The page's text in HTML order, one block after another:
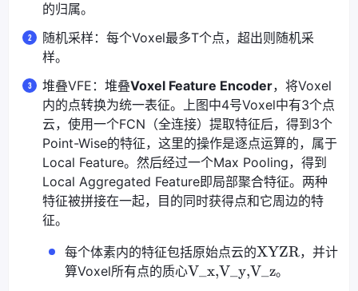
的归属。
随机采样：每个Voxel最多T个点，超出则随机采
样。
堆叠VFE：堆叠Voxel Feature Encoder，将Voxel
内的点转换为统一表征。上图中4号Voxel中有3个点
云，使用一个FCN（全连接）提取特征后，得到3个
Point-Wise的特征，这里的操作是逐点运算的，属于
Local Feature。然后经过一个Max Pooling，得到
Local Aggregated Feature即局部聚合特征。两种
特征被拼接在一起，目的同时获得点和它周边的特
征。
每个体素内的特征包括原始点云的XYZR，并计
算Voxel所有点的质心V_x,V_y,V_z。